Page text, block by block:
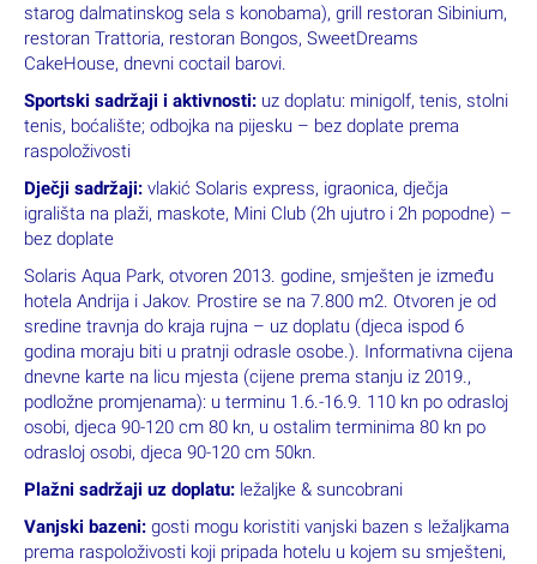
starog dalmatinskog sela s konobama), grill restoran Sibinium,
restoran Trattoria, restoran Bongos, SweetDreams
CakeHouse, dnevni coctail barovi.
Sportski sadržaji i aktivnosti: uz doplatu: minigolf, tenis, stolni
tenis, boćalište; odbojka na pijesku – bez doplate prema
raspoloživosti
Dječji sadržaji: vlakić Solaris express, igraonica, dječja
igrališta na plaži, maskote, Mini Club (2h ujutro i 2h popodne) –
bez doplate
Solaris Aqua Park, otvoren 2013. godine, smješten je između
hotela Andrija i Jakov. Prostire se na 7.800 m2. Otvoren je od
sredine travnja do kraja rujna – uz doplatu (djeca ispod 6
godina moraju biti u pratnji odrasle osobe.). Informativna cijena
dnevne karte na licu mjesta (cijene prema stanju iz 2019.,
podložne promjenama): u terminu 1.6.-16.9. 110 kn po odrasloj
osobi, djeca 90-120 cm 80 kn, u ostalim terminima 80 kn po
odrasloj osobi, djeca 90-120 cm 50kn.
Plažni sadržaji uz doplatu: ležaljke & suncobrani
Vanjski bazeni: gosti mogu koristiti vanjski bazen s ležaljkama
prema raspoloživosti koji pripada hotelu u kojem su smješteni,